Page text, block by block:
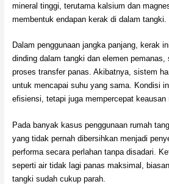
mineral tinggi, terutama kalsium dan
membentuk endapan kerak di dalam tangki.
Dalam penggunaan jangka panjang, kerak
dinding dalam tangki dan elemen pemanas,
proses transfer panas. Akibatnya, sistem
untuk mencapai suhu yang sama. Kondisi
efisiensi, tetapi juga mempercepat keausan
Pada banyak kasus penggunaan rumah
yang tidak pernah dibersihkan menjadi
performa secara perlahan tanpa disadari.
seperti air tidak lagi panas maksimal,
tangki sudah cukup parah.